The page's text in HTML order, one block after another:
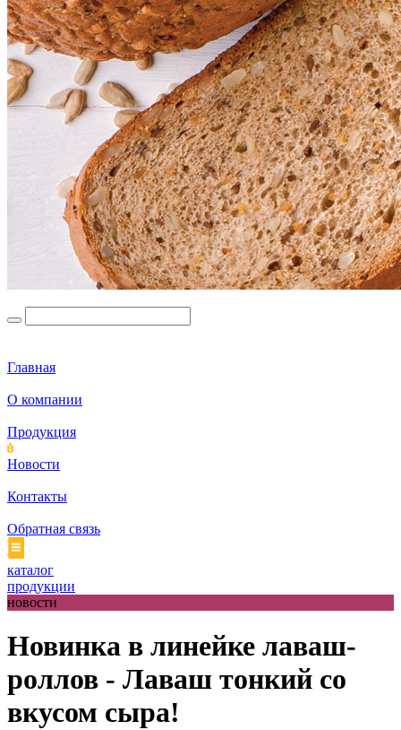
Главная
О компании
Продукция
Новости
Контакты
Обратная связь
каталог
продукции
новости
Новинка в линейке лаваш-
роллов - Лаваш тонкий со
вкусом сыра!